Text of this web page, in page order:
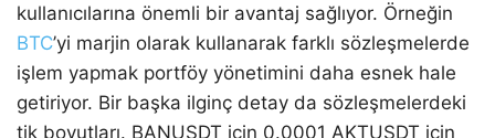
kullanıcılarına önemli bir avantaj sağlıyor. Örneğin
BTC’yi marjin olarak kullanarak farklı sözleşmelerde
işlem yapmak portföy yönetimini daha esnek hale
getiriyor. Bir başka ilginç detay da sözleşmelerdeki
tik boyutları. BANUSDT için 0.0001 AKTUSDT için